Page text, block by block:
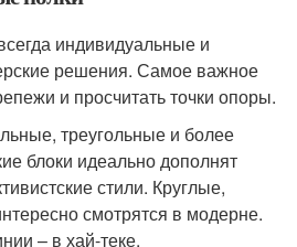
индивидуальные и
решения. Самое важное
и просчитать точки опоры.
треугольные и более
блоки идеально дополнят
стили. Круглые,
смотрятся в модерне.
– в хай-теке.